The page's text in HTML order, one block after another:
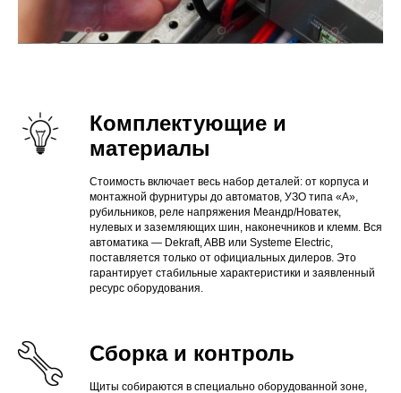
Комплектующие и
материалы
Стоимость включает весь набор деталей: от корпуса и
монтажной фурнитуры до автоматов, УЗО типа «А»,
рубильников, реле напряжения Меандр/Новатек,
нулевых и заземляющих шин, наконечников и клемм. Вся
автоматика — Dekraft, ABB или Systeme Electric,
поставляется только от официальных дилеров. Это
гарантирует стабильные характеристики и заявленный
ресурс оборудования.
Сборка и контроль
Щиты собираются в специально оборудованной зоне,